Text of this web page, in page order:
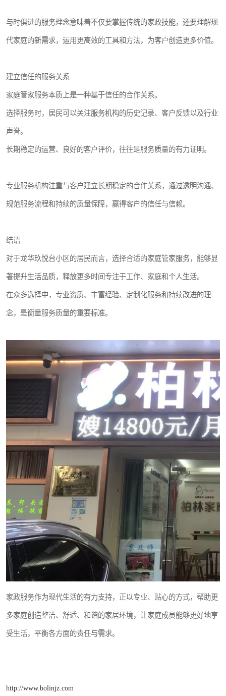
与时俱进的服务理念意味着不仅要掌握传统的家政技能，还要理解现
代家庭的新需求，运用更高效的工具和方法，为客户创造更多价值。
建立信任的服务关系
家庭管家服务本质上是一种基于信任的合作关系。
选择服务时，居民可以关注服务机构的历史记录、客户反馈以及行业
声誉。
长期稳定的运营、良好的客户评价，往往是服务质量的有力证明。
专业服务机构注重与客户建立长期稳定的合作关系，通过透明沟通、
规范服务流程和持续的质量保障，赢得客户的信任与信赖。
结语
对于龙华玖悦台小区的居民而言，选择合适的家庭管家服务，能够显
著提升生活品质，释放更多时间专注于工作、家庭和个人生活。
在众多选择中，专业资质、丰富经验、定制化服务和持续改进的理
念，是衡量服务质量的重要标准。
家政服务作为现代生活的有力支持，正以专业、贴心的方式，帮助更
多家庭创造整洁、舒适、和谐的家居环境，让家庭成员能够更好地享
受生活，平衡各方面的责任与需求。
http://www.bolinjz.com